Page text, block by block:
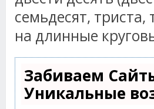
семьдесят, триста,
на длинные
Забиваем
Уникальные